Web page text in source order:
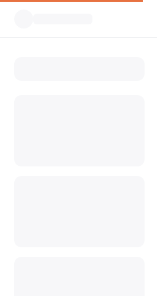
Campeggio in
Scopri la bellezza del campeggio in
Vivi i paesaggi mozzafiato e
, dove
l'avventura. Immerso nel cuore
soddisfano ogni tipo di viaggiatore.
ben attrezzate mentre ti immergi in
una rigogliosa vegetazione. Sia che
lungo sentieri pittoreschi o
offre
all'aria aperta. Esplora le attrazioni
cucina e crea ricordi indimenticabili
Abbraccia lo spirito dell'avventura e